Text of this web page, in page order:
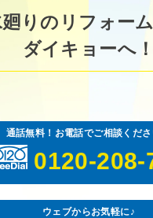
りのリフォー
ダイキョーへ！
通話無料！お電話でご相談くださ
0120-208-
ウェブからお気軽に♪